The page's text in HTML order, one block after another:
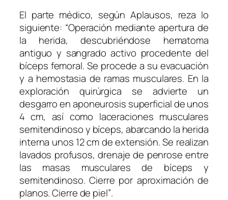
El parte médico, según Aplausos, reza lo
siguiente: “Operación mediante apertura de
la herida, descubriéndose hematoma
antiguo y sangrado activo procedente del
bíceps femoral. Se procede a su evacuación
y a hemostasia de ramas musculares. En la
exploración quirúrgica se advierte un
desgarro en aponeurosis superficial de unos
4 cm, así como laceraciones musculares
semitendinoso y bíceps, abarcando la herida
interna unos 12 cm de extensión. Se realizan
lavados profusos, drenaje de penrose entre
las masas musculares de bíceps y
semitendinoso. Cierre por aproximación de
planos. Cierre de piel”.